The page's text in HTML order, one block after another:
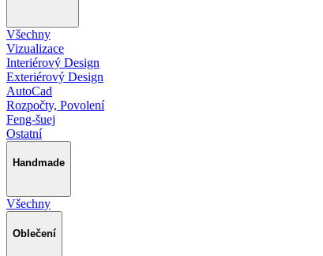
Všechny
Vizualizace
Interiérový Design
Exteriérový Design
AutoCad
Rozpočty, Povolení
Feng-šuej
Ostatní
Handmade
Všechny
Oblečení